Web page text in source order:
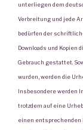
unterliegen dem
Verbreitung und jede
bedürfen der
Downloads und
Gebrauch gestattet.
wurden, werden die
Insbesondere werden
trotzdem auf eine
einen entsprechenden